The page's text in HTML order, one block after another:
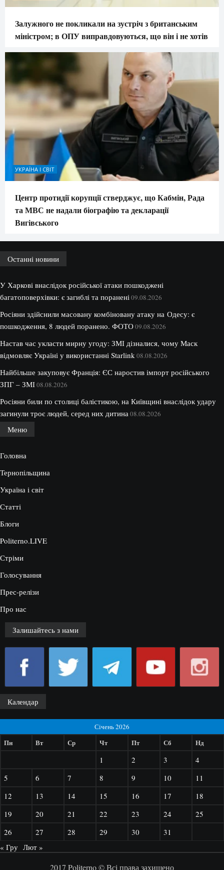
Залужного не покликали на зустріч з британським
міністром; в ОПУ виправдовуються, що він і не хотів
УКРАЇНА І СВІТ
Центр протидії корупції стверджує, що Кабмін, Рада
та МВС не надали біографію та декларації
Вигівського
Останні новини
У Харкові внаслідок російської атаки пошкоджені
багатоповерхівки: є загиблі та поранені09.08.2026
Росіяни здійснили масовану комбіновану атаку на Одесу: є
пошкодження, 8 людей поранено. ФОТО09.08.2026
Настав час укласти мирну угоду: ЗМІ дізналися, чому Маск
відмовляє Україні у використанні Starlink08.08.2026
Найбільше закуповує Франція: ЄС наростив імпорт російського
ЗПГ – ЗМІ08.08.2026
Росіяни били по столиці балістикою, на Київщині внаслідок удару
загинули троє людей, серед них дитина08.08.2026
Меню
Головна
Тернопільщина
Україна і світ
Статті
Блоги
Politerno.LIVE
Стріми
Голосування
Прес-релізи
Про нас
Залишайтесь з нами
Календар
Січень 2026
Пн Вт Ср Чт Пт Сб Нд
1 2 3
4
5
6 7 8 9 10
11
12
13 14 15 16 17
18
19
20 21 22 23 24
25
26
27 28 29 30
31
« Гру Лют »
2017 Politerno © Всі права захищено